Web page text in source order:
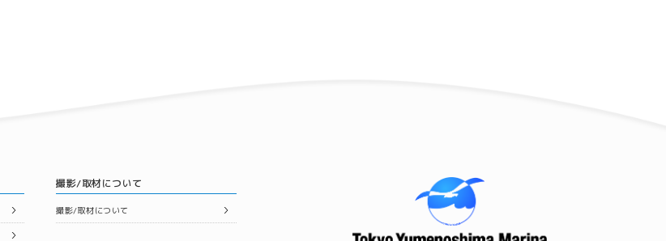
撮影/取材について
撮影/取材について